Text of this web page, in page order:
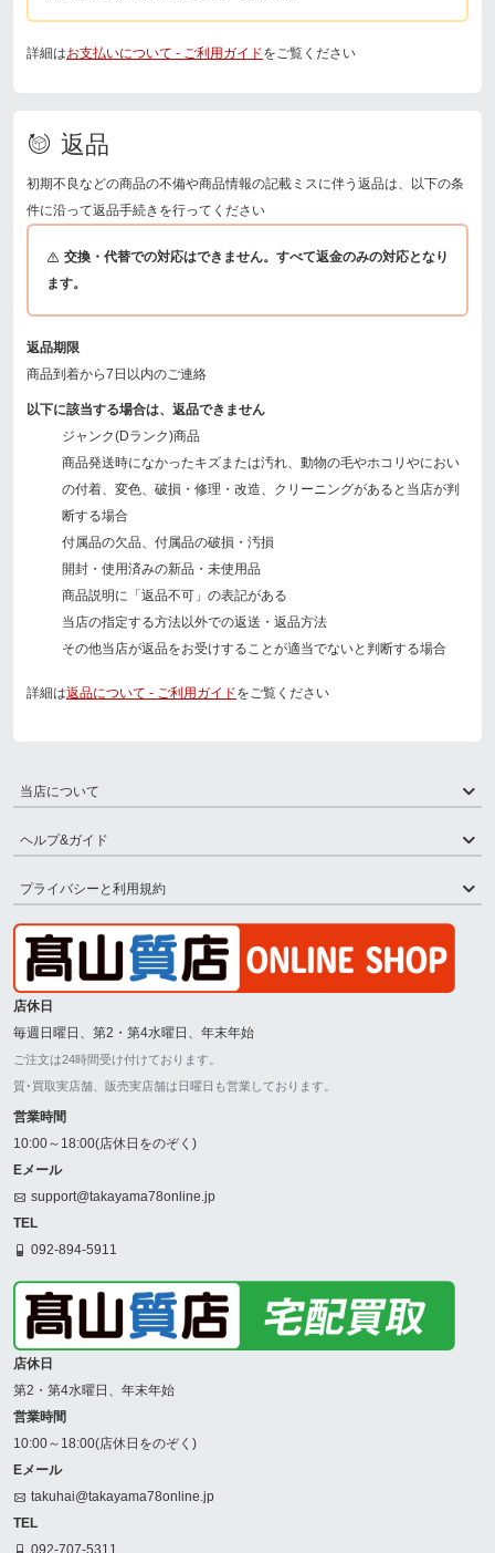
詳細はお支払いについて - ご利用ガイドをご覧ください
返品
初期不良などの商品の不備や商品情報の記載ミスに伴う返品は、以下の条
件に沿って返品手続きを行ってください
交換・代替での対応はできません。すべて返金のみの対応となり
ます。
返品期限
商品到着から7日以内のご連絡
以下に該当する場合は、返品できません
ジャンク(Dランク)商品
商品発送時になかったキズまたは汚れ、動物の毛やホコリやにおい
の付着、変色、破損・修理・改造、クリーニングがあると当店が判
断する場合
付属品の欠品、付属品の破損・汚損
開封・使用済みの新品・未使用品
商品説明に「返品不可」の表記がある
当店の指定する方法以外での返送・返品方法
その他当店が返品をお受けすることが適当でないと判断する場合
詳細は返品について - ご利用ガイドをご覧ください
当店について
ヘルプ&ガイド
プライバシーと利用規約
店休日
毎週日曜日、第2・第4水曜日、年末年始
ご注文は24時間受け付けております。
質･買取実店舗、販売実店舗は日曜日も営業しております。
営業時間
10:00～18:00(店休日をのぞく)
Eメール
support@takayama78online.jp
TEL
092-894-5911
店休日
第2・第4水曜日、年末年始
営業時間
10:00～18:00(店休日をのぞく)
Eメール
takuhai@takayama78online.jp
TEL